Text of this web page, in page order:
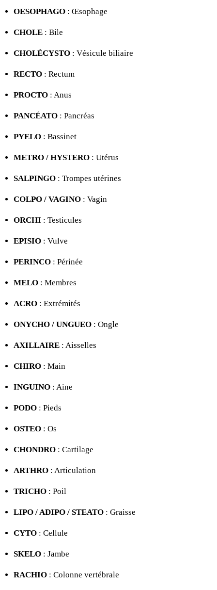
OESOPHAGO : Œsophage
CHOLE : Bile
CHOLÉCYSTO : Vésicule biliaire
RECTO : Rectum
PROCTO : Anus
PANCÉATO : Pancréas
PYELO : Bassinet
METRO / HYSTERO : Utérus
SALPINGO : Trompes utérines
COLPO / VAGINO : Vagin
ORCHI : Testicules
EPISIO : Vulve
PERINCO : Périnée
MELO : Membres
ACRO : Extrémités
ONYCHO / UNGUEO : Ongle
AXILLAIRE : Aisselles
CHIRO : Main
INGUINO : Aine
PODO : Pieds
OSTEO : Os
CHONDRO : Cartilage
ARTHRO : Articulation
TRICHO : Poil
LIPO / ADIPO / STEATO : Graisse
CYTO : Cellule
SKELO : Jambe
RACHIO : Colonne vertébrale